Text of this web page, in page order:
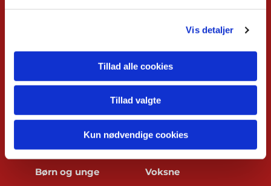
Vis detaljer
Tillad alle cookies
Tillad valgte
Kun nødvendige cookies
Foredrag
Menighedsrådsmøder
Børn og unge Voksne